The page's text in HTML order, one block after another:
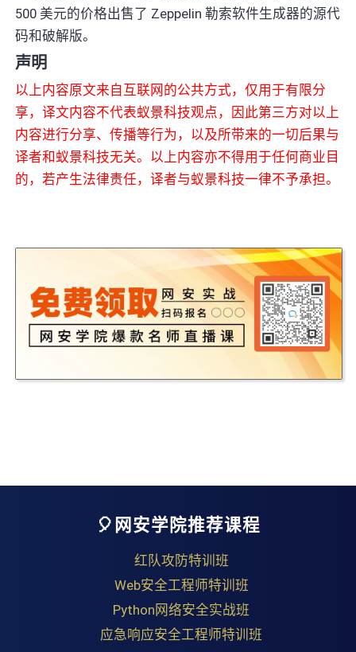
500 美元的价格出售了 Zeppelin 勒索软件生成器的源代
码和破解版。
声明
以上内容原文来自互联网的公共方式，仅用于有限分
享，译文内容不代表蚁景科技观点，因此第三方对以上
内容进行分享、传播等行为，以及所带来的一切后果与
译者和蚁景科技无关。以上内容亦不得用于任何商业目
的，若产生法律责任，译者与蚁景科技一律不予承担。
🎈网安学院推荐课程
红队攻防特训班
Web安全工程师特训班
Python网络安全实战班
应急响应安全工程师特训班